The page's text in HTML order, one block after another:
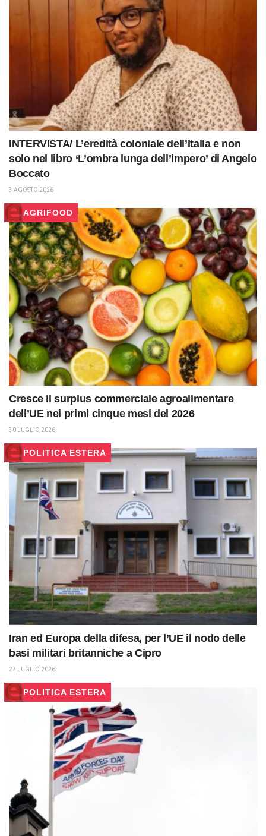
INTERVISTA/ L’eredità coloniale dell’Italia e non
solo nel libro ‘L’ombra lunga dell’impero’ di Angelo
Boccato
3 AGOSTO 2026
AGRIFOOD
Cresce il surplus commerciale agroalimentare
dell’UE nei primi cinque mesi del 2026
30 LUGLIO 2026
POLITICA ESTERA
Iran ed Europa della difesa, per l’UE il nodo delle
basi militari britanniche a Cipro
27 LUGLIO 2026
POLITICA ESTERA